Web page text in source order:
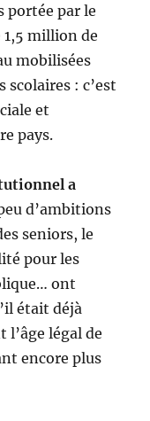
portée par le
1,5 million de
mobilisées
scolaires : c’est
et
pays.
a
d’ambitions
seniors, le
pour les
ont
était déjà
légal de
encore plus